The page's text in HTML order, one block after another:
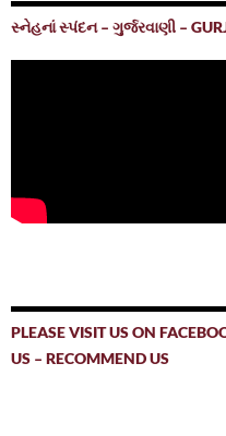
સ્નેહનાં સ્પંદન – ગુર્જરવાણી –
PLEASE VISIT US ON
US – RECOMMEND US